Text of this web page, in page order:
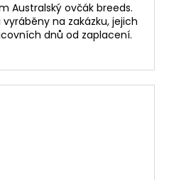
Australský ovčák breeds.
na zakázku, jejich
dnů od zaplacení.